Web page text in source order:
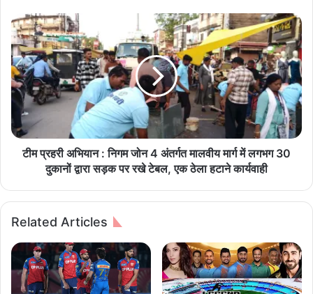
हि
ला
प
ह
ल
'
त्री
य
ला
आ
ज
न
टी
म
प्र
ह
री
अ
भि
या
न
न
अं
त
टीम प्रहरी अभियान : निगम जोन 4 अंतर्गत मालवीय मार्ग में लगभग 30
दुकानों द्वारा सड़क पर रखे टेबल, एक ठेला हटाने कार्यवाही
Related Articles